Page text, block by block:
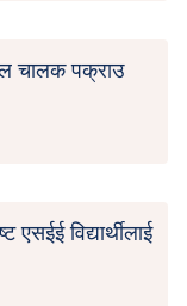
चालक पक्राउ
एसईई विद्यार्थीलाई